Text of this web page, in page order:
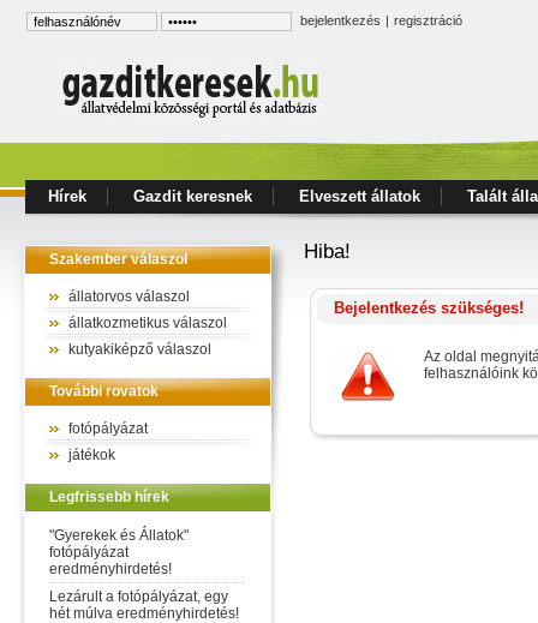
bejelentkezés | regisztráció
Hírek Gazdit keresnek Elveszett állatok Talált
Szakember válaszol
állatorvos válaszol
állatkozmetikus válaszol
kutyakiképző válaszol
További rovatok
fotópályázat
játékok
Legfrissebb hírek
"Gyerekek és Állatok"
fotópályázat
eredményhirdetés!
Lezárult a fotópályázat, egy
hét múlva eredményhirdetés!
Hiba!
Bejelentkezés szükséges!
Az oldal
felhasználóink